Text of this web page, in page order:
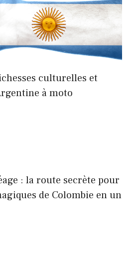
culturelles et
à moto
: la route secrète pour
de Colombie en un